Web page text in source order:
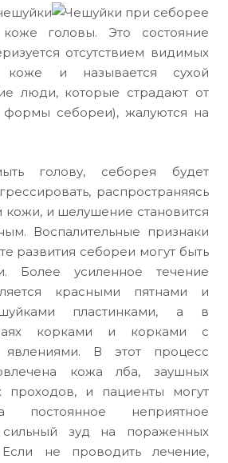
головы. Это состояние
отсутствием видимых
и называется сухой
люди, которые страдают от
формы себореи), жалуются на
голову, себорея будет
распространяясь
кожи, и шелушение становится
Воспалительные признаки
развития себореи могут быть
Более усиленное течение
красными пятнами и
пластинками, а в
корками и корками с
явлениями. В этот процесс
кожа лба, заушных
проходов, и пациенты могут
постоянное неприятное
зуд на пораженных
не проводить лечение,